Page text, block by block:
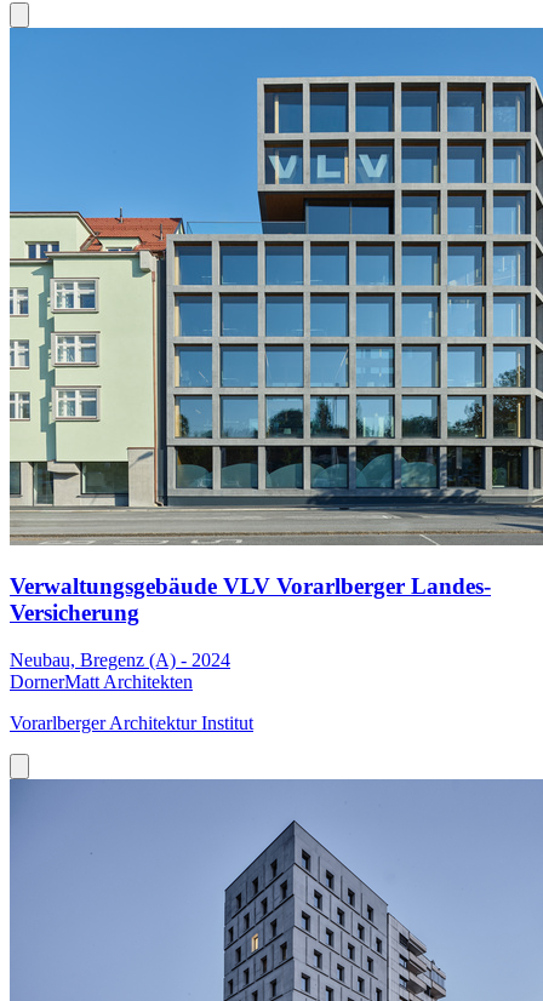
Verwaltungsgebäude VLV Vorarlberger Landes-
Versicherung
Neubau, Bregenz (A) - 2024
DornerMatt Architekten
Vorarlberger Architektur Institut